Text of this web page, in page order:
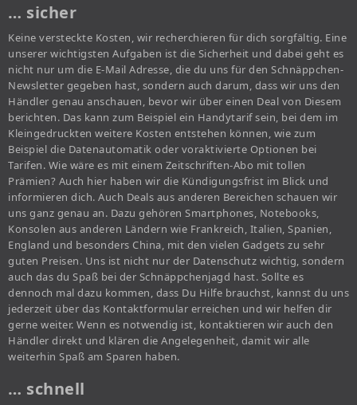
… sicher
Keine versteckte Kosten, wir recherchieren für dich sorgfältig. Eine
unserer wichtigsten Aufgaben ist die Sicherheit und dabei geht es
nicht nur um die E-Mail Adresse, die du uns für den Schnäppchen-
Newsletter gegeben hast, sondern auch darum, dass wir uns den
Händler genau anschauen, bevor wir über einen Deal von Diesem
berichten. Das kann zum Beispiel ein Handytarif sein, bei dem im
Kleingedruckten weitere Kosten entstehen können, wie zum
Beispiel die Datenautomatik oder voraktivierte Optionen bei
Tarifen. Wie wäre es mit einem Zeitschriften-Abo mit tollen
Prämien? Auch hier haben wir die Kündigungsfrist im Blick und
informieren dich. Auch Deals aus anderen Bereichen schauen wir
uns ganz genau an. Dazu gehören Smartphones, Notebooks,
Konsolen aus anderen Ländern wie Frankreich, Italien, Spanien,
England und besonders China, mit den vielen Gadgets zu sehr
guten Preisen. Uns ist nicht nur der Datenschutz wichtig, sondern
auch das du Spaß bei der Schnäppchenjagd hast. Sollte es
dennoch mal dazu kommen, dass Du Hilfe brauchst, kannst du uns
jederzeit über das Kontaktformular erreichen und wir helfen dir
gerne weiter. Wenn es notwendig ist, kontaktieren wir auch den
Händler direkt und klären die Angelegenheit, damit wir alle
weiterhin Spaß am Sparen haben.
… schnell